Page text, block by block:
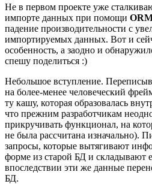
Не в первом проекте уже
импорте данных при помощи
падение производительности с
импортируемых данных. Вот и
особенность, а заодно и
спешу поделиться :)
Небольшое вступление.
на более-менее человеческий
ту кашу, которая образовалась
что прежним разработчикам
прикручивать функционал, на
не была рассчитана изначально).
запросы, которые вытягивают
форме из старой БД и складывают
впоследствии эти же данные
БД.